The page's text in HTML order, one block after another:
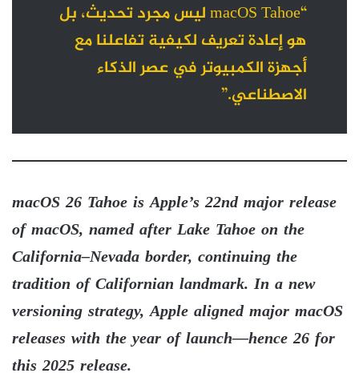
“macOS Tahoe ليس مجرد تحديث، بل
هو إعادة تعريف لكيفية تفاعلنا مع
أجهزة الكمبيوتر في عصر الذكاء
الاصطناعي.”
macOS 26 Tahoe is Apple’s 22nd major release
of macOS, named after Lake Tahoe on the
California–Nevada border, continuing the
tradition of Californian landmark. In a new
versioning strategy, Apple aligned major macOS
releases with the year of launch—hence 26 for
this 2025 release.